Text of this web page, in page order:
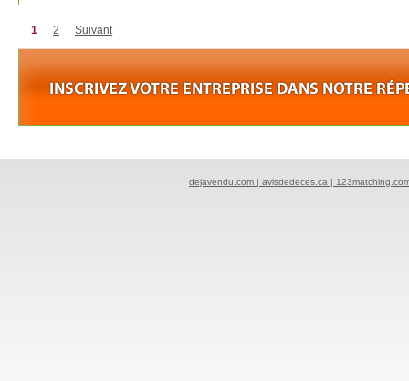
1 2 Suivant
dejavendu.com | avisdedeces.ca |